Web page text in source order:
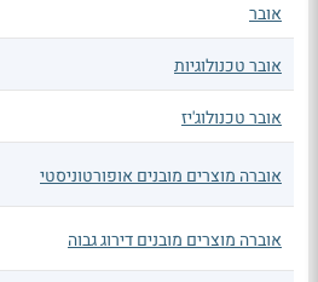
אובר
אובר טכנולוגיות
אובר טכנולוג'יז
אוברה מוצרים מובנים אופורטוניסטי
אוברה מוצרים מובנים דירוג גבוה